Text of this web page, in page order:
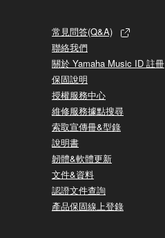
常見問答(Q&A)
聯絡我們
關於 Yamaha Music ID 註冊
保固說明
授權服務中心
維修服務據點搜尋
索取宣傳冊&型錄
說明書
韌體&軟體更新
文件&資料
認證文件查詢
產品保固線上登錄